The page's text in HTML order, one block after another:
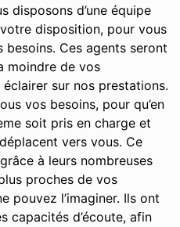
disposons d’une équipe
disposition, pour vous
Ces agents seront
moindre de vos
sur nos prestations.
vos besoins, pour qu’en
soit pris en charge et
vers vous. Ce
à leurs nombreuses
proches de vos
pouvez l’imaginer. Ils ont
capacités d’écoute, afin